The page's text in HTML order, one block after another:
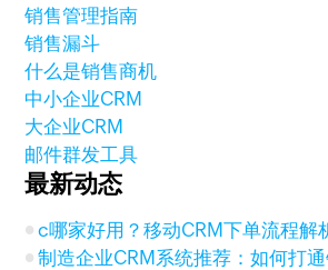
销售管理指南
销售漏斗
什么是销售商机
中小企业CRM
大企业CRM
邮件群发工具
最新动态
c哪家好用？移动CRM下单流程解
制造企业CRM系统推荐：如何打